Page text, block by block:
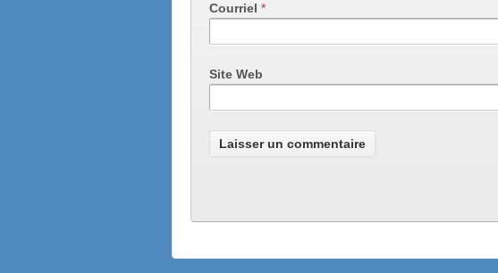
Courriel *
Site Web